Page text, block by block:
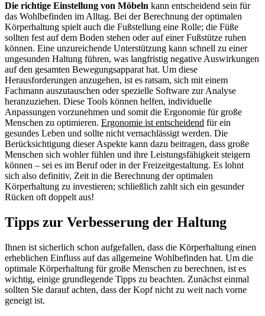
Die richtige Einstellung von Möbeln kann entscheidend sein für
das Wohlbefinden im Alltag. Bei der Berechnung der optimalen
Körperhaltung spielt auch die Fußstellung eine Rolle; die Füße
sollten fest auf dem Boden stehen oder auf einer Fußstütze ruhen
können. Eine unzureichende Unterstützung kann schnell zu einer
ungesunden Haltung führen, was langfristig negative Auswirkungen
auf den gesamten Bewegungsapparat hat. Um diese
Herausforderungen anzugehen, ist es ratsam, sich mit einem
Fachmann auszutauschen oder spezielle Software zur Analyse
heranzuziehen. Diese Tools können helfen, individuelle
Anpassungen vorzunehmen und somit die Ergonomie für große
Menschen zu optimieren. Ergonomie ist entscheidend für ein
gesundes Leben und sollte nicht vernachlässigt werden. Die
Berücksichtigung dieser Aspekte kann dazu beitragen, dass große
Menschen sich wohler fühlen und ihre Leistungsfähigkeit steigern
können – sei es im Beruf oder in der Freizeitgestaltung. Es lohnt
sich also definitiv, Zeit in die Berechnung der optimalen
Körperhaltung zu investieren; schließlich zahlt sich ein gesunder
Rücken oft doppelt aus!
Tipps zur Verbesserung der Haltung
Ihnen ist sicherlich schon aufgefallen, dass die Körperhaltung einen
erheblichen Einfluss auf das allgemeine Wohlbefinden hat. Um die
optimale Körperhaltung für große Menschen zu berechnen, ist es
wichtig, einige grundlegende Tipps zu beachten. Zunächst einmal
sollten Sie darauf achten, dass der Kopf nicht zu weit nach vorne
geneigt ist.